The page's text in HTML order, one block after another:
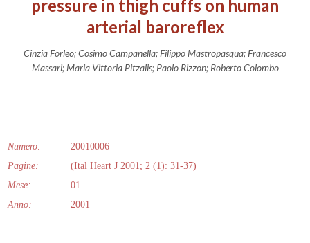
pressure in thigh cuffs on human
arterial baroreflex
Cinzia Forleo; Cosimo Campanella; Filippo Mastropasqua; Francesco
Massari; Maria Vittoria Pitzalis; Paolo Rizzon; Roberto Colombo
Numero:
20010006
Pagine:
(Ital Heart J 2001; 2 (1): 31-37)
Mese:
01
Anno:
2001